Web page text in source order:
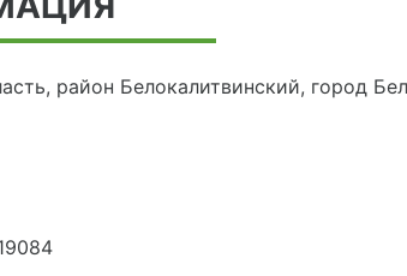
район Белокалитвинский, город